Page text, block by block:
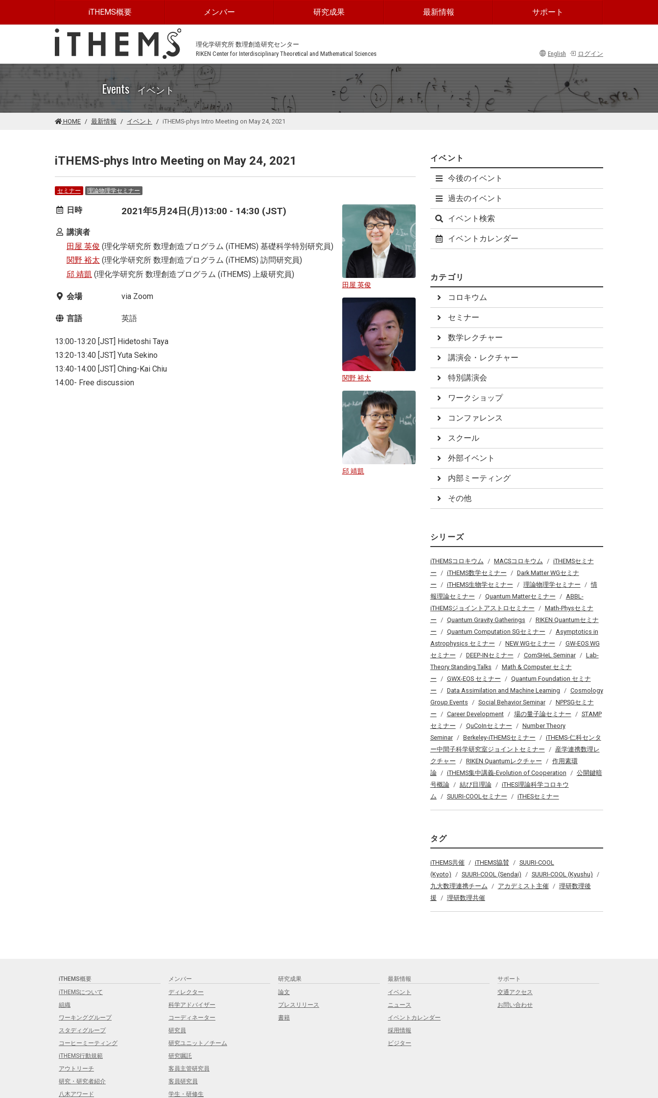
iTHEMS概要 メンバー 研究成果 最新情報 サポート
理化学研究所 数理創造研究センター
RIKEN Center for Interdisciplinary Theoretical and Mathematical Sciences
English ログイン
Events イベント
HOME 最新情報 イベント iTHEMS-phys Intro Meeting on May 24, 2021
iTHEMS-phys Intro Meeting on May 24, 2021
セミナー 理論物理学セミナー
田屋 英俊
関野 裕太
邱 靖凱
日時 2021年5月24日(月)13:00 - 14:30 (JST)
講演者
田屋 英俊 (理化学研究所 数理創造プログラム (iTHEMS) 基礎科学特別研究員)
関野 裕太 (理化学研究所 数理創造プログラム (iTHEMS) 訪問研究員)
邱 靖凱 (理化学研究所 数理創造プログラム (iTHEMS) 上級研究員)
会場 via Zoom
言語 英語
13:00-13:20 [JST] Hidetoshi Taya
13:20-13:40 [JST] Yuta Sekino
13:40-14:00 [JST] Ching-Kai Chiu
14:00- Free discussion
イベント
今後のイベント
過去のイベント
イベント検索
イベントカレンダー
カテゴリ
コロキウム
セミナー
数学レクチャー
講演会・レクチャー
特別講演会
ワークショップ
コンファレンス
スクール
外部イベント
内部ミーティング
その他
シリーズ
iTHEMSコロキウム MACSコロキウム
iTHEMSセミナ
ー
iTHEMS数学セミナー
Dark Matter WGセミナ
ー
iTHEMS生物学セミナー 理論物理学セミナー
情
報理論セミナー
Quantum Matterセミナー
ABBL-
iTHEMSジョイントアストロセミナー
Math-Physセミナ
ー
Quantum Gravity Gatherings
RIKEN Quantumセミナ
ー
Quantum Computation SGセミナー
Asymptotics in
Astrophysics セミナー
NEW WGセミナー
GW-EOS WG
セミナー
DEEP-INセミナー ComSHeL Seminar
Lab-
Theory Standing Talks
Math & Computer セミナ
ー
GWX-EOS セミナー
Quantum Foundation セミナ
ー
Data Assimilation and Machine Learning
Cosmology
Group Events
Social Behavior Seminar
NPPSGセミナ
ー
Career Development 場の量子論セミナー
STAMP
セミナー
QuCoInセミナー
Number Theory
Seminar
Berkeley-iTHEMSセミナー
iTHEMS-仁科センタ
ー中間子科学研究室ジョイントセミナー
産学連携数理レ
クチャー
RIKEN Quantumレクチャー
作用素環
論
iTHEMS集中講義-Evolution of Cooperation
公開鍵暗
号概論
結び目理論
iTHES理論科学コロキウ
ム
SUURI-COOLセミナー iTHESセミナー
タグ
iTHEMS共催 iTHEMS協賛
SUURI-COOL
(Kyoto)
SUURI-COOL (Sendai)
SUURI-COOL (Kyushu)
九大数理連携チーム
アカデミスト主催
理研数理後
援
理研数理共催
iTHEMS概要
iTHEMSについて
組織
ワーキンググループ
スタディグループ
コーヒーミーティング
iTHEMS行動規範
アウトリーチ
研究・研究者紹介
八木アワード
メンバー
ディレクター
科学アドバイザー
コーディネーター
研究員
研究ユニット／チーム
研究嘱託
客員主管研究員
客員研究員
学生・研修生
研究成果
論文
プレスリリース
書籍
最新情報
イベント
ニュース
イベントカレンダー
採用情報
ビジター
サポート
交通アクセス
お問い合わせ